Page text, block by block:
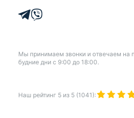
Мы принимаем звонки и отвечаем на
будние дни с 9:00 до 18:00.
Наш рейтинг 5 из 5 (1041 ):